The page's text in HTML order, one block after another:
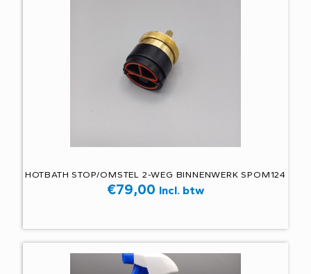
HOTBATH STOP/OMSTEL 2-WEG BINNENWERK SPOM124
€79,00 Incl. btw